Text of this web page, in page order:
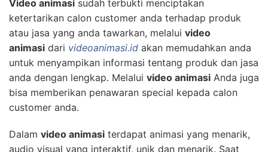
Video animasi sudah terbukti menciptakan
ketertarikan calon customer anda terhadap produk
atau jasa yang anda tawarkan, melalui video
animasi dari videoanimasi.id akan memudahkan anda
untuk menyampikan informasi tentang produk dan jasa
anda dengan lengkap. Melalui video animasi Anda juga
bisa memberikan penawaran special kepada calon
customer anda.
Dalam video animasi terdapat animasi yang menarik,
audio visual yang interaktif, unik dan menarik. Saat